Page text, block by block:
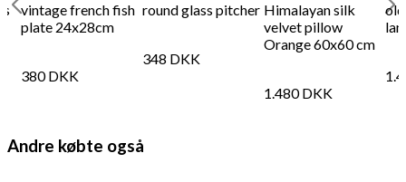
Add to Wishlist
vintage french fish
plate 24x28cm
380DKK
round glass pitcher
348 DKK
Himalayan silk
velvet pillow
Orange 60x60 cm
1.480DKK
Andre købte også